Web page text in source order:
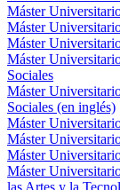
Máster
Máster
Máster
Máster
Sociales
Máster
Sociales (en inglés)
Máster
Máster
Máster
Máster
las Artes y la